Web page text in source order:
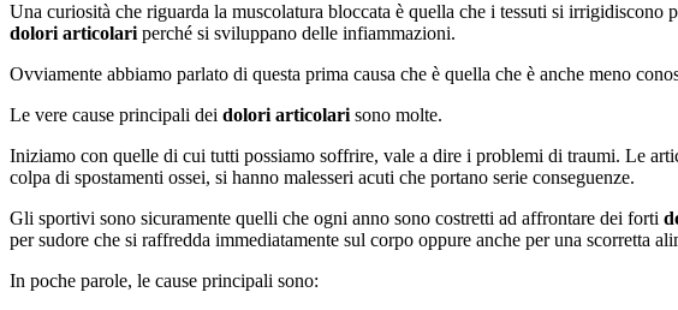
Una curiosità che riguarda la muscolatura bloccata è quella che i tessuti si irrigidiscono
dolori articolari perché si sviluppano delle infiammazioni.
Ovviamente abbiamo parlato di questa prima causa che è quella che è anche meno
Le vere cause principali dei dolori articolari sono molte.
Iniziamo con quelle di cui tutti possiamo soffrire, vale a dire i problemi di traumi. Le
colpa di spostamenti ossei, si hanno malesseri acuti che portano serie conseguenze.
Gli sportivi sono sicuramente quelli che ogni anno sono costretti ad affrontare dei forti
per sudore che si raffredda immediatamente sul corpo oppure anche per una scorretta
In poche parole, le cause principali sono: